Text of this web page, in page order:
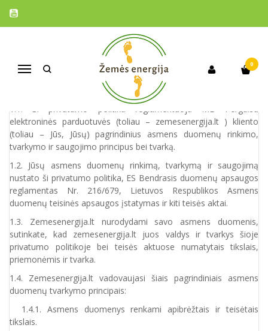
Navigacija
0
PRIVATUMO POLITIKA
Privatumo politika
PRIVATUMO POLITIKA
1. Bendrosios nuostatos
1.1. Ši privatumo politika reglamentuoja MB Pergalsa
elektroninės parduotuvės (toliau – zemesenergija.lt ) kliento
(toliau – Jūs, Jūsų) pagrindinius asmens duomenų rinkimo,
tvarkymo ir saugojimo principus bei tvarką.
1.2. Jūsų asmens duomenų rinkimą, tvarkymą ir saugojimą
nustato ši privatumo politika, ES Bendrasis duomenų apsaugos
reglamentas Nr. 216/679, Lietuvos Respublikos Asmens
duomenų teisinės apsaugos įstatymas ir kiti teisės aktai.
1.3. Zemesenergija.lt nurodydami savo asmens duomenis,
sutinkate, kad zemesenergija.lt juos valdys ir tvarkys šioje
privatumo politikoje bei teisės aktuose numatytais tikslais,
priemonėmis ir tvarka.
1.4. Zemesenergija.lt vadovaujasi šiais pagrindiniais asmens
duomenų tvarkymo principais:
1.4.1. Asmens duomenys renkami apibrėžtais ir teisėtais
tikslais.